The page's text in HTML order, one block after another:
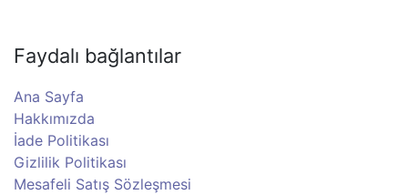
Faydalı bağlantılar
Ana Sayfa
Hakkımızda
İade Politikası
Gizlilik Politikası
Mesafeli Satış Sözleşmesi